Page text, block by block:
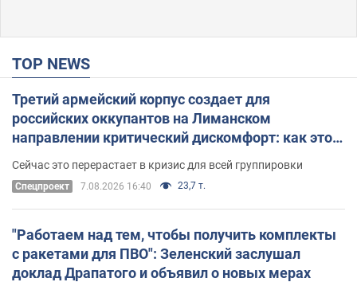
TOP NEWS
Третий армейский корпус создает для
российских оккупантов на Лиманском
направлении критический дискомфорт: как это
удалось
Сейчас это перерастает в кризис для всей группировки
Спецпроект 7.08.2026 16:40 23,7 т.
"Работаем над тем, чтобы получить комплекты
с ракетами для ПВО": Зеленский заслушал
доклад Драпатого и объявил о новых мерах